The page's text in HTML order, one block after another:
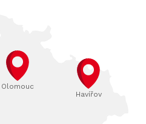
Olomouc
Havířov